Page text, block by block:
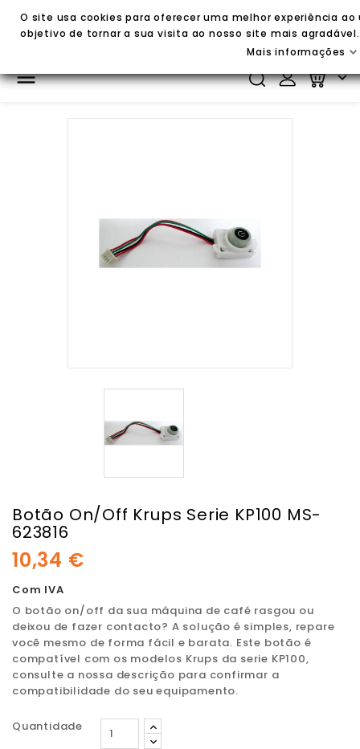
 
Botão On/Off Krups Serie KP100 MS-
623816
10,34 €
Com IVA
O botão on/off da sua máquina de café rasgou ou
deixou de fazer contacto? A solução é simples, repare
você mesmo de forma fácil e barata. Este botão é
compatível com os modelos Krups da serie KP100,
consulte a nossa descrição para confirmar a
compatibilidade do seu equipamento.
Quantidade
O site usa cookies para oferecer uma melhor experiência
objetivo de tornar a sua visita ao nosso site mais agradável.
Mais informações